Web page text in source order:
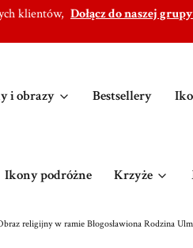
klientów, Dołącz do naszej
i obrazy Bestsellery
Ikony podróżne Krzyże
religijny w ramie Błogosławiona Rodzina